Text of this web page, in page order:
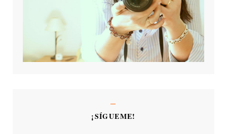
¡SÍGUEME!